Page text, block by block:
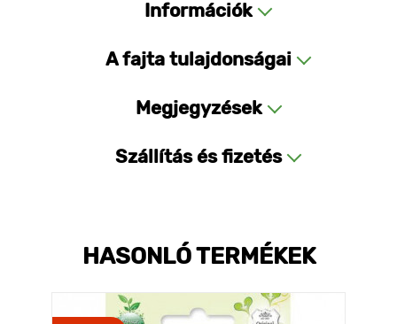
Információk
A fajta tulajdonságai
Megjegyzések
Szállítás és fizetés
HASONLÓ TERMÉKEK